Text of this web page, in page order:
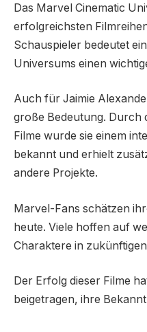
Das Marvel Cinematic
erfolgreichsten
Schauspieler bedeutet
Universums einen
Auch für Jaimie
große Bedeutung. Durch
Filme wurde sie einem
bekannt und erhielt
andere Projekte.
Marvel-Fans schätzen
heute. Viele hoffen auf
Charaktere in
Der Erfolg dieser Filme
beigetragen, ihre